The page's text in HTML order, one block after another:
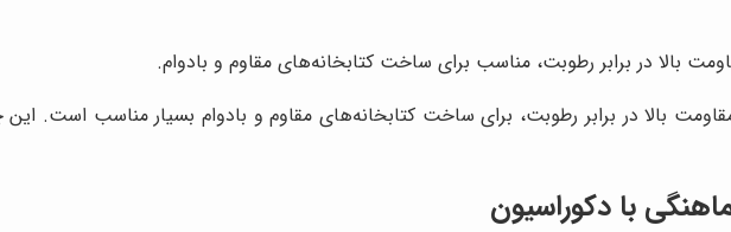
بالا در برابر رطوبت، مناسب برای ساخت کتابخانه‌های مقاوم و بادوام.
بالا در برابر رطوبت، برای ساخت کتابخانه‌های مقاوم و بادوام بسیار مناسب است.
با دکوراسیون